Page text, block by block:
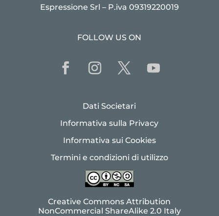
Espressione Srl – P.iva 09319220019
FOLLOW US ON
Dati Societari
Informativa sulla Privacy
Informativa sui Cookies
Termini e condizioni di utilizzo
Creative Commons Attribution
NonCommercial ShareAlike 2.0 Italy